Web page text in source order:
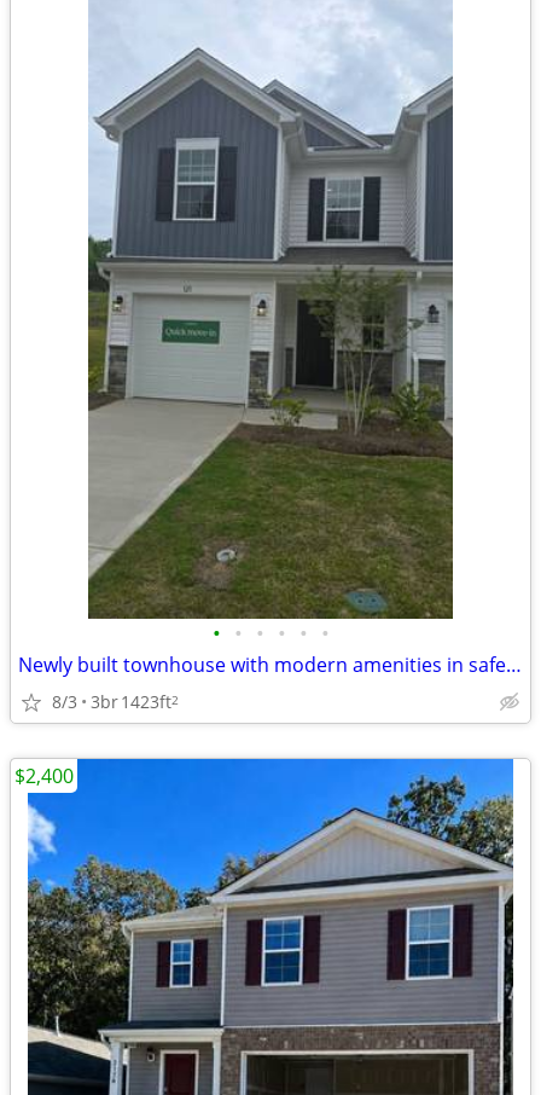
• • • • • •
Newly built townhouse with modern amenities in safe and serene neighbo
8/3 3br1423ft2
$2,400